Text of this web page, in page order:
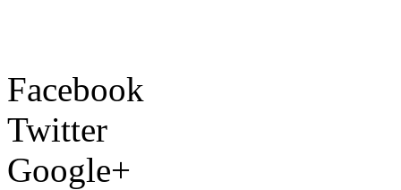
Facebook
Twitter
Google+